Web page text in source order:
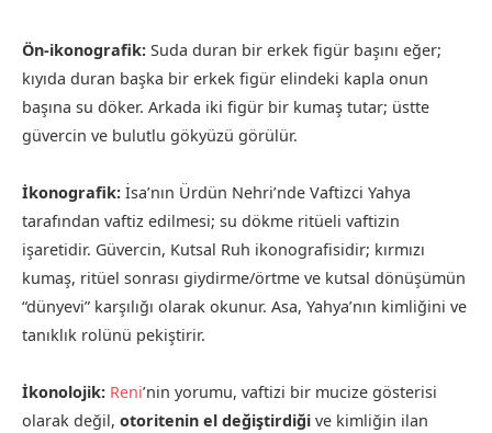
Ön-ikonografik: Suda duran bir erkek figür başını eğer;
kıyıda duran başka bir erkek figür elindeki kapla onun
başına su döker. Arkada iki figür bir kumaş tutar; üstte
güvercin ve bulutlu gökyüzü görülür.
İkonografik: İsa’nın Ürdün Nehri’nde Vaftizci Yahya
tarafından vaftiz edilmesi; su dökme ritüeli vaftizin
işaretidir. Güvercin, Kutsal Ruh ikonografisidir; kırmızı
kumaş, ritüel sonrası giydirme/örtme ve kutsal dönüşümün
“dünyevi” karşılığı olarak okunur. Asa, Yahya’nın kimliğini ve
tanıklık rolünü pekiştirir.
İkonolojik: Reni’nin yorumu, vaftizi bir mucize gösterisi
olarak değil, otoritenin el değiştirdiği ve kimliğin ilan